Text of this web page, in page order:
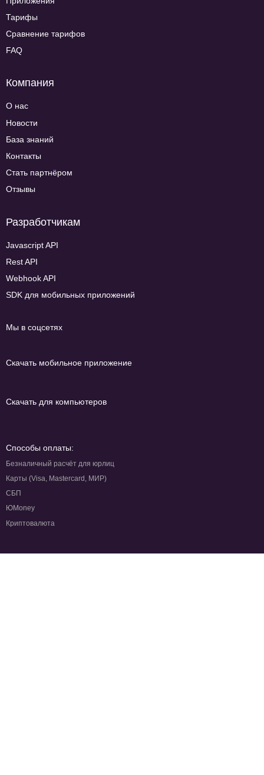
Тарифы
Сравнение тарифов
FAQ
Компания
О нас
Новости
База знаний
Контакты
Стать партнёром
Отзывы
Разработчикам
Javascript API
Rest API
Webhook API
SDK для мобильных приложений
Мы в соцсетях
Скачать мобильное приложение
Скачать для компьютеров
Способы оплаты:
Безналичный расчёт для юрлиц
Карты (Visa, Mastercard, МИР)
СБП
ЮMoney
Криптовалюта